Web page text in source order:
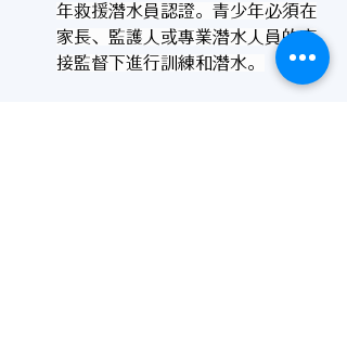
年救援潛水員認證。青少年必須在
家長、監護人或專業潛水人員的直
接監督下進行訓練和潛水。